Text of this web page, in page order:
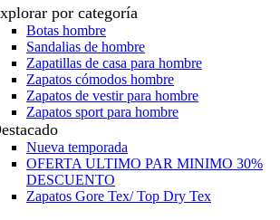
por categoría
Botas hombre
Sandalias de hombre
Zapatillas de casa para hombre
Zapatos cómodos hombre
Zapatos de vestir para hombre
Zapatos sport para hombre
Nueva temporada
OFERTA ULTIMO PAR MINIMO 30%
DESCUENTO
Zapatos Gore Tex/ Top Dry Tex